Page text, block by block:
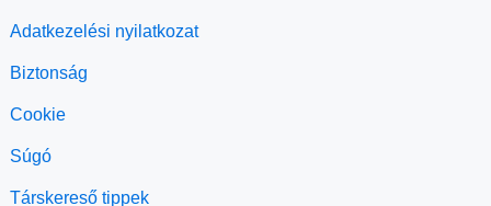
Adatkezelési nyilatkozat
Biztonság
Cookie
Súgó
Társkereső tippek